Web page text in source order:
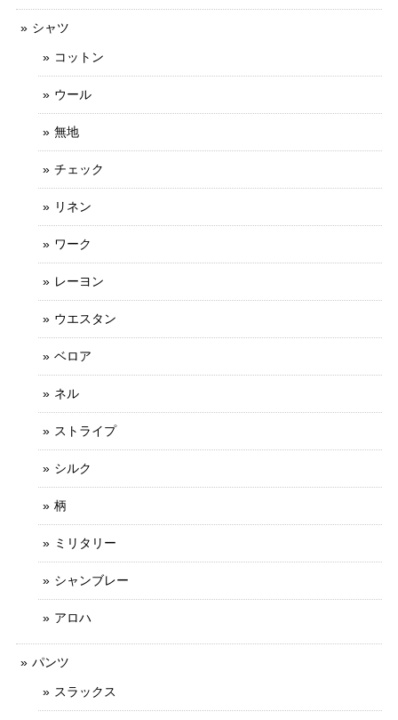
シャツ
コットン
ウール
無地
チェック
リネン
ワーク
レーヨン
ウエスタン
ベロア
ネル
ストライプ
シルク
柄
ミリタリー
シャンブレー
アロハ
パンツ
スラックス